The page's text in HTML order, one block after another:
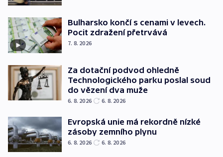
Bulharsko končí s cenami v levech.
Pocit zdražení přetrvává
7. 8. 2026
Za dotační podvod ohledně
Technologického parku poslal soud
do vězení dva muže
6. 8. 2026 6. 8. 2026
Evropská unie má rekordně nízké
zásoby zemního plynu
6. 8. 2026 6. 8. 2026